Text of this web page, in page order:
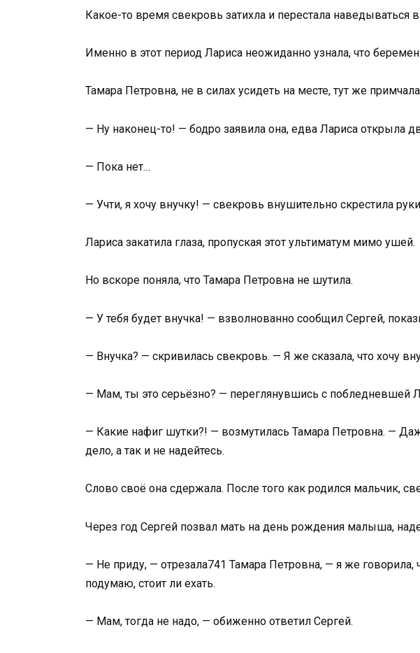
Какое-то время свекровь затихла и перестала наведываться
Именно в этот период Лариса неожиданно узнала, что
Тамара Петровна, не в силах усидеть на месте, тут же
— Ну наконец-то! — бодро заявила она, едва Лариса открыла
— Пока нет…
— Учти, я хочу внучку! — свекровь внушительно скрестила
Лариса закатила глаза, пропуская этот ультиматум мимо ушей.
Но вскоре поняла, что Тамара Петровна не шутила.
— У тебя будет внучка! — взволнованно сообщил Сергей,
— Внучка? — скривилась свекровь. — Я же сказала, что хочу
— Мам, ты это серьёзно? — переглянувшись с побледневшей
— Какие нафиг шутки?! — возмутилась Тамара Петровна. —
дело, а так и не надейтесь.
Слово своё она сдержала. После того как родился мальчик,
Через год Сергей позвал мать на день рождения малыша,
— Не приду, — отрезала741 Тамара Петровна, — я же говорила,
подумаю, стоит ли ехать.
— Мам, тогда не надо, — обиженно ответил Сергей.